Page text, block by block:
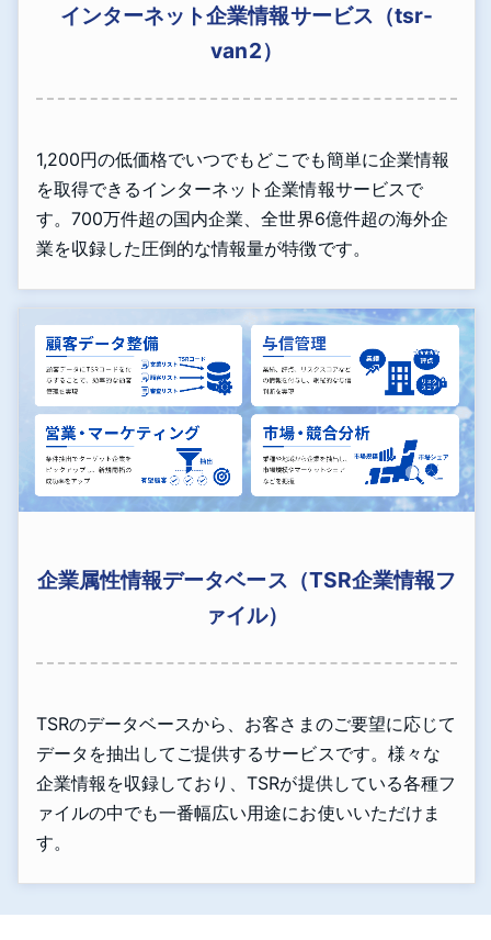
インターネット企業情報サービス（tsr-
van2）
1,200円の低価格でいつでもどこでも簡単に企業情報
を取得できるインターネット企業情報サービスで
す。700万件超の国内企業、全世界6億件超の海外企
業を収録した圧倒的な情報量が特徴です。
企業属性情報データベース（TSR企業情報フ
ァイル）
TSRのデータベースから、お客さまのご要望に応じて
データを抽出してご提供するサービスです。様々な
企業情報を収録しており、TSRが提供している各種フ
ァイルの中でも一番幅広い用途にお使いいただけま
す。